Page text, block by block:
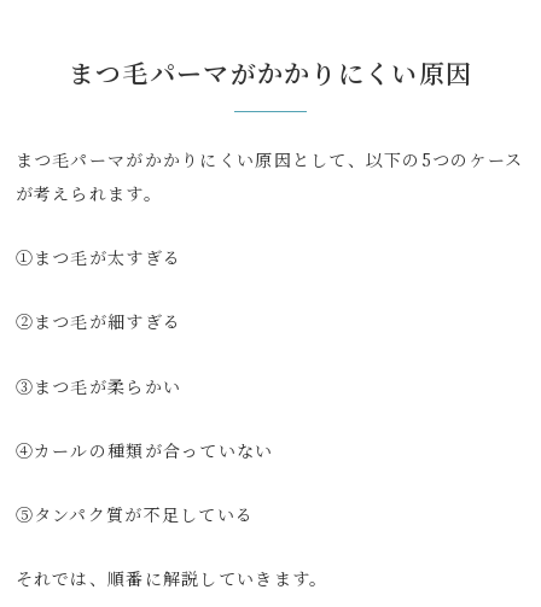
まつ毛パーマがかかりにくい原因
まつ毛パーマがかかりにくい原因として、以下の5つのケース
が考えられます。
①まつ毛が太すぎる
②まつ毛が細すぎる
③まつ毛が柔らかい
④カールの種類が合っていない
⑤タンパク質が不足している
それでは、順番に解説していきます。